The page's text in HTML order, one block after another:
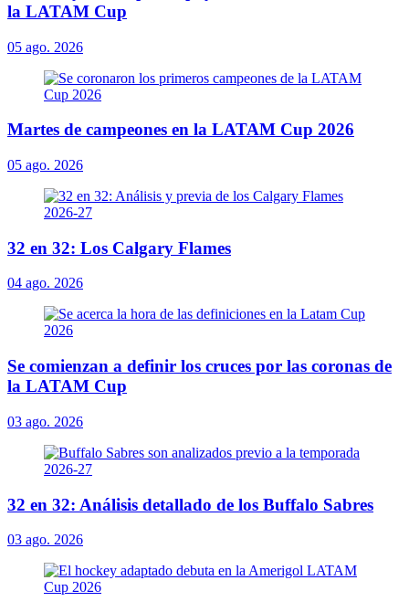
la LATAM Cup
05 ago. 2026
Martes de campeones en la LATAM Cup 2026
05 ago. 2026
32 en 32: Los Calgary Flames
04 ago. 2026
Se comienzan a definir los cruces por las coronas de
la LATAM Cup
03 ago. 2026
32 en 32: Análisis detallado de los Buffalo Sabres
03 ago. 2026